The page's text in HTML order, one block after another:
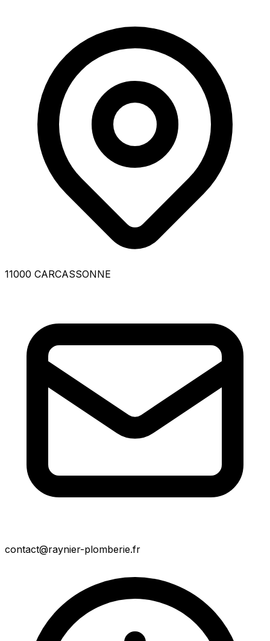
11000 CARCASSONNE
contact@raynier-plomberie.fr